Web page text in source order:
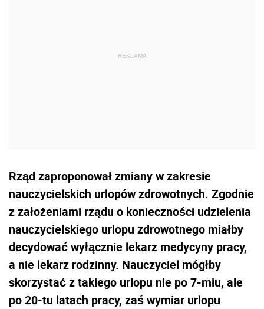
Rząd zaproponował zmiany w zakresie
nauczycielskich urlopów zdrowotnych. Zgodnie
z założeniami rządu o konieczności udzielenia
nauczycielskiego urlopu zdrowotnego miałby
decydować wyłącznie lekarz medycyny pracy,
a nie lekarz rodzinny. Nauczyciel mógłby
skorzystać z takiego urlopu nie po 7-miu, ale
po 20-tu latach pracy, zaś wymiar urlopu